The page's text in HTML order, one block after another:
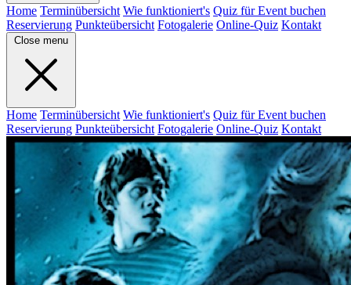
Home Terminübersicht Wie funktioniert's Quiz für Event buchen
Reservierung Punkteübersicht Fotogalerie Online-Quiz Kontakt
Close menu
Home Terminübersicht Wie funktioniert's Quiz für Event buchen
Reservierung Punkteübersicht Fotogalerie Online-Quiz Kontakt